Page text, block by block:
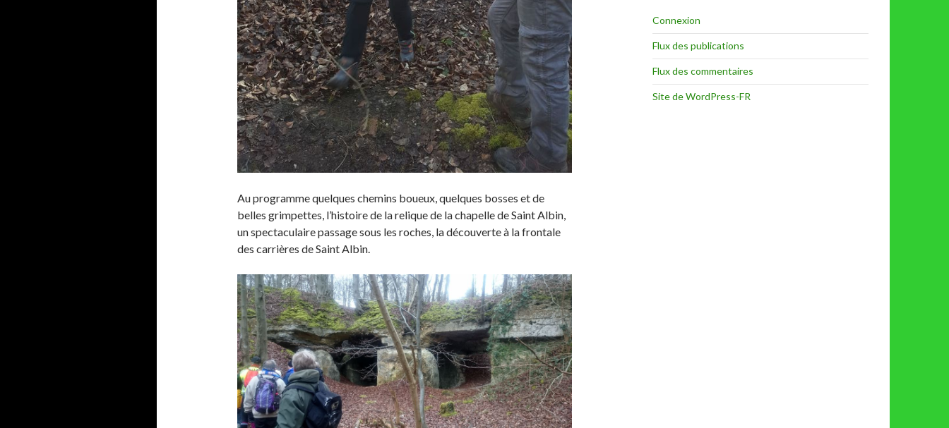
Au programme quelques chemins boueux, quelques bosses et de
belles grimpettes, l’histoire de la relique de la chapelle de Saint Albin,
un spectaculaire passage sous les roches, la découverte à la frontale
des carrières de Saint Albin.
Connexion
Flux des publications
Flux des commentaires
Site de WordPress-FR